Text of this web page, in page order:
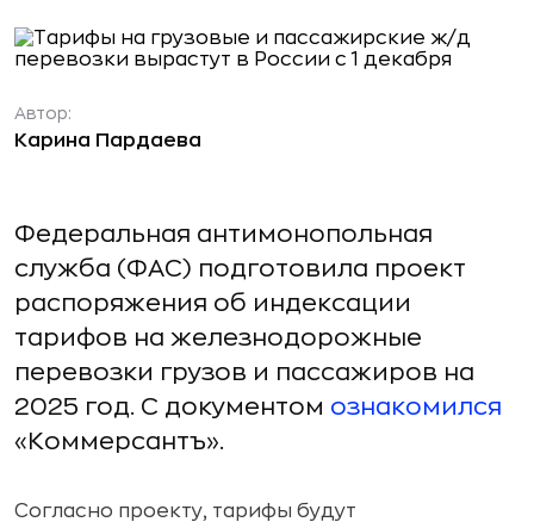
Автор:
Карина Пардаева
Федеральная антимонопольная
служба (ФАС) подготовила проект
распоряжения об индексации
тарифов на железнодорожные
перевозки грузов и пассажиров на
2025 год. C документом ознакомился
«Коммерсантъ».
Согласно проекту, тарифы будут